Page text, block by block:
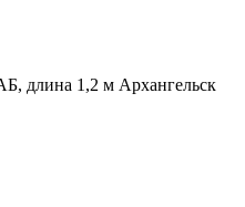
длина 1,2 м Архангельск